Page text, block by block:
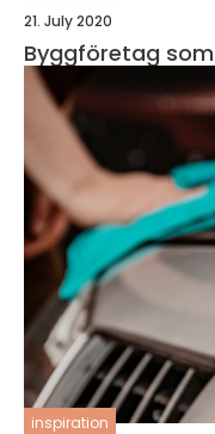
21. July 2020
Byggföretag
inspiration